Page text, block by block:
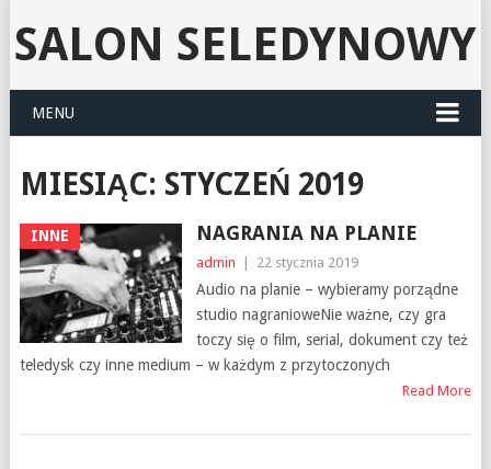
SALON SELEDYNOWY
MENU
MIESIĄC: STYCZEŃ 2019
INNE NAGRANIA NA PLANIE
admin 22 stycznia 2019
Audio na planie – wybieramy porządne
studio nagranioweNie ważne, czy gra
toczy się o film, serial, dokument czy też
teledysk czy inne medium – w każdym z przytoczonych
Read More